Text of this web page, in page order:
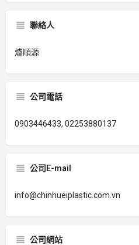
聯絡人
爐順源
公司電話
0903446433, 02253880137
公司E-mail
info@chinhueiplastic.com.vn
公司網站